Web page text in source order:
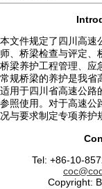
本文件规定了四川高速
师、桥梁检查与评定、
桥梁养护工程管理、应
常规桥梁的养护是我省
适用于四川省高速公路
参照使用。对于高速公
况与要求制定专项养护
Tel: +86-10-
Copyright: